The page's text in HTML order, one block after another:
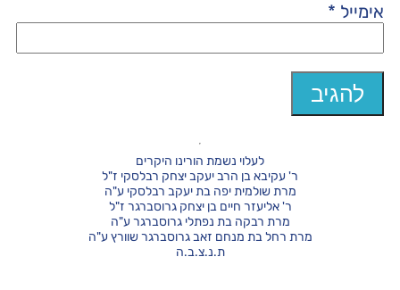
אימייל *
לעלוי נשמת הורינו היקרים
ר' עקיבא בן הרב יעקב יצחק רבלסקי ז"ל
מרת שולמית יפה בת יעקב רבלסקי ע"ה
ר' אליעזר חיים בן יצחק גרוסברגר ז"ל
מרת רבקה בת נפתלי גרוסברגר ע"ה
מרת רחל בת מנחם זאב גרוסברגר שוורץ ע"ה
ת.נ.צ.ב.ה